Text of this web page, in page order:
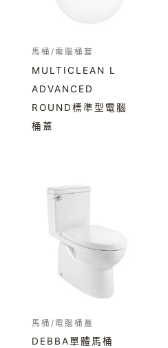
馬桶/電腦桶蓋
MULTICLEAN L
ADVANCED
ROUND標準型電腦
桶蓋
馬桶/電腦桶蓋
DEBBA單體馬桶